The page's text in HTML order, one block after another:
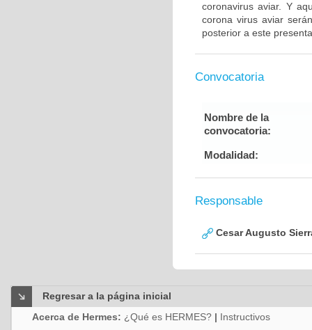
coronavirus aviar. Y
corona virus aviar
posterior a este
Convocatoria
Nombre de la
convocatoria:
Modalidad:
Responsable
Cesar Augusto
Regresar a la página inicial
Acerca de Hermes: ¿Qué es HERMES? | Instructivos